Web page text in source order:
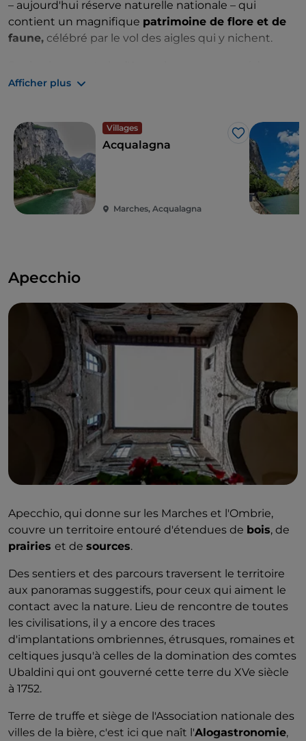
– aujourd'hui réserve naturelle nationale – qui
contient un magnifique patrimoine de flore et de
faune, célébré par le vol des aigles qui y nichent.
parcours lié à la
immersion visuelle, olfactive et gustative complète.
Afficher plus
Villages
J’aime
Acqualagna
Marches, Acqualagna
Apecchio
Apecchio, qui donne sur les Marches et l'Ombrie,
couvre un territoire entouré d'étendues de bois, de
prairies et de sources.
Des sentiers et des parcours traversent le territoire
aux panoramas suggestifs, pour ceux qui aiment le
contact avec la nature. Lieu de rencontre de toutes
les civilisations, il y a encore des traces
d'implantations ombriennes, étrusques, romaines et
celtiques jusqu'à celles de la domination des comtes
Ubaldini qui ont gouverné cette terre du XVe siècle
à 1752.
Terre de truffe et siège de l'Association nationale des
villes de la bière, c'est ici que naît l'Alogastronomie,